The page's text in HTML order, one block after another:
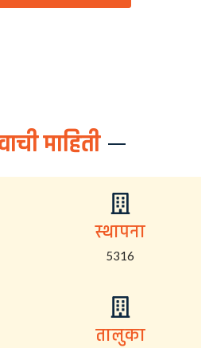
माहिती
स्थापना
5316
तालुका